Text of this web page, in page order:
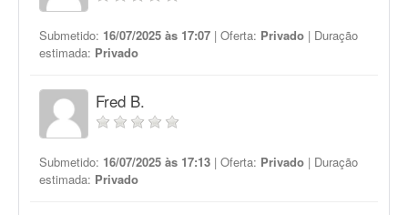
Submetido: 16/07/2025 às 17:07 | Oferta: Privado | Duração
estimada: Privado
Fred B.
Submetido: 16/07/2025 às 17:13 | Oferta: Privado | Duração
estimada: Privado